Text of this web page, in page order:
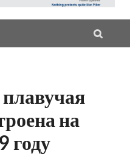
на
году